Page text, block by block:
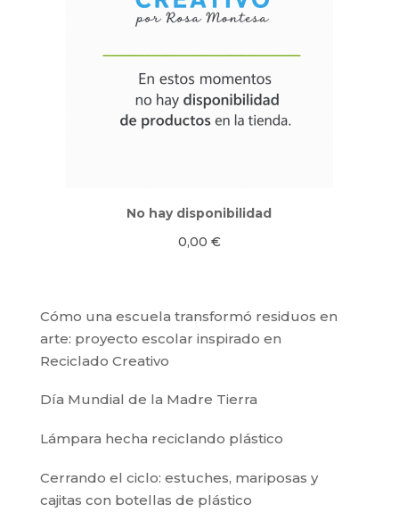
No hay disponibilidad
0,00 €
Cómo una escuela transformó residuos en
arte: proyecto escolar inspirado en
Reciclado Creativo
Día Mundial de la Madre Tierra
Lámpara hecha reciclando plástico
Cerrando el ciclo: estuches, mariposas y
cajitas con botellas de plástico